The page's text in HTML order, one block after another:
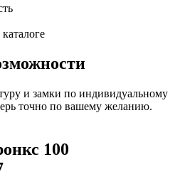
и замки по индивидуальному
точно по вашему желанию.
100